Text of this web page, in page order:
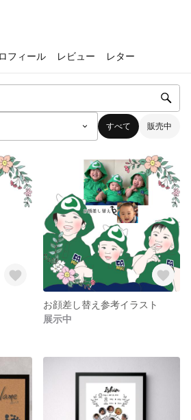
フィール レビュー レター
すべて 販売中
お顔差し替え参考イラスト
展示中